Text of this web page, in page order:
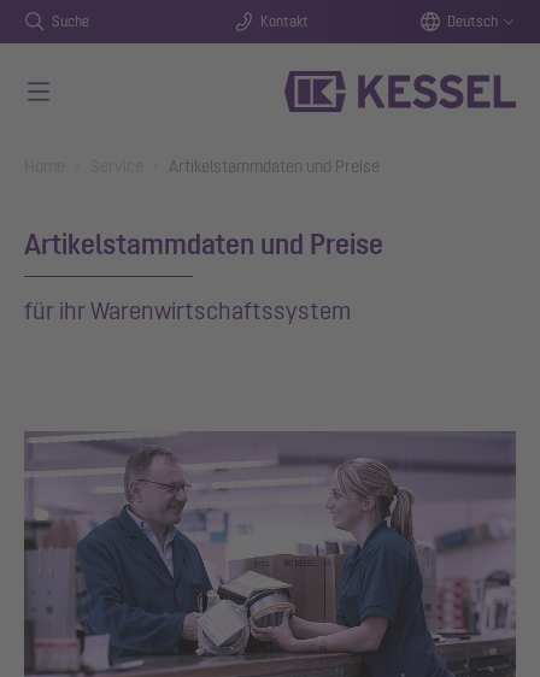
Suche Kontakt Deutsch
Artikelstammdaten und Preise
Artikelstammdaten und Preise
für ihr Warenwirtschaftssystem